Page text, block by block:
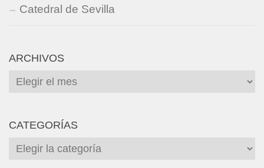
Catedral de Sevilla
ARCHIVOS
Archivos
CATEGORÍAS
Categorías